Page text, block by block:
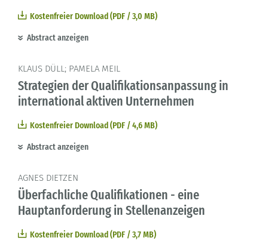
Kostenfreier Download (PDF / 3,0 MB)
Abstract anzeigen
KLAUS DÜLL; PAMELA MEIL
Strategien der Qualifikationsanpassung in
international aktiven Unternehmen
Kostenfreier Download (PDF / 4,6 MB)
Abstract anzeigen
AGNES DIETZEN
Überfachliche Qualifikationen - eine
Hauptanforderung in Stellenanzeigen
Kostenfreier Download (PDF / 3,7 MB)